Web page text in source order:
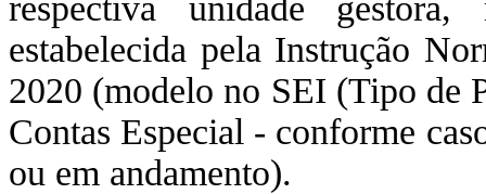
respectiva unidade
estabelecida pela Instrução
2020 (modelo no SEI (Tipo de
Contas Especial - conforme
ou em andamento).